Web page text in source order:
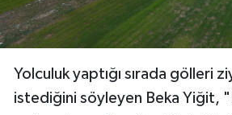
Yolculuk yaptığı sırada gölleri
istediğini söyleyen Beka Yiğit,